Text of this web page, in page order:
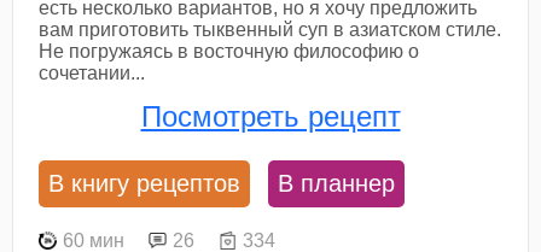
есть несколько вариантов, но я хочу предложить
вам приготовить тыквенный суп в азиатском стиле.
Не погружаясь в восточную философию о
сочетании...
Посмотреть рецепт
В книгу рецептов В планнер
60 мин 26 334